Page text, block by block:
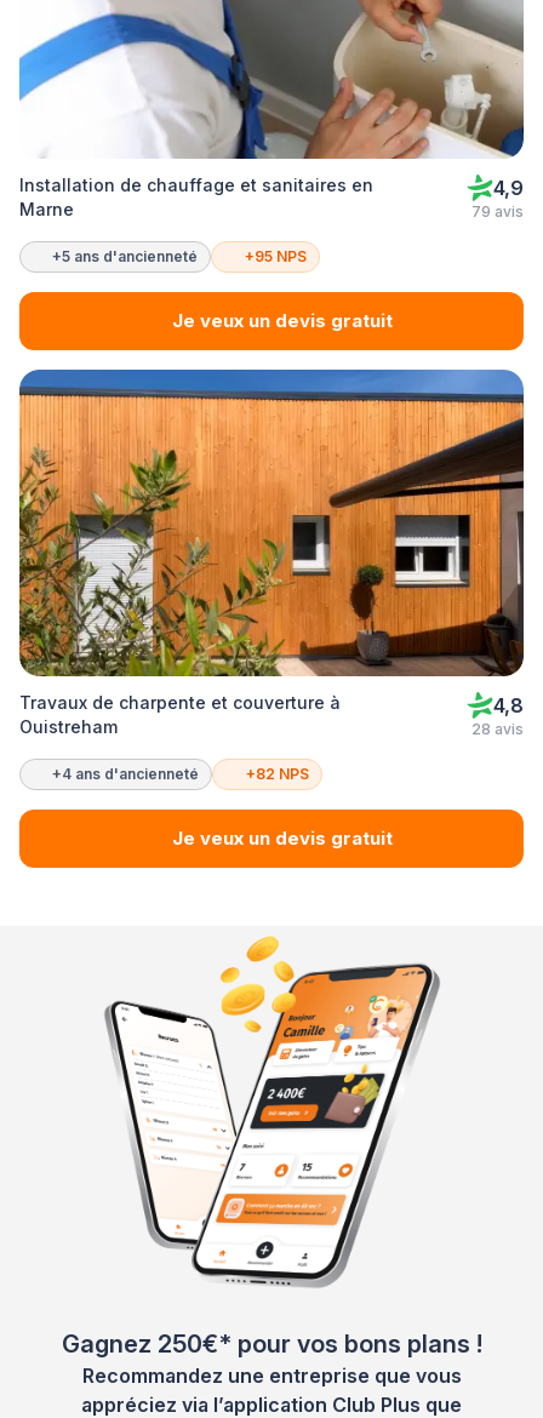
Installation de chauffage et sanitaires en
Marne
4,9
79 avis
+5 ans d'ancienneté +95 NPS
Je veux un devis gratuit
Travaux de charpente et couverture à
Ouistreham
4,8
28 avis
+4 ans d'ancienneté +82 NPS
Je veux un devis gratuit
Gagnez 250€* pour vos bons plans !
Recommandez une entreprise que vous
appréciez via l’application Club Plus que